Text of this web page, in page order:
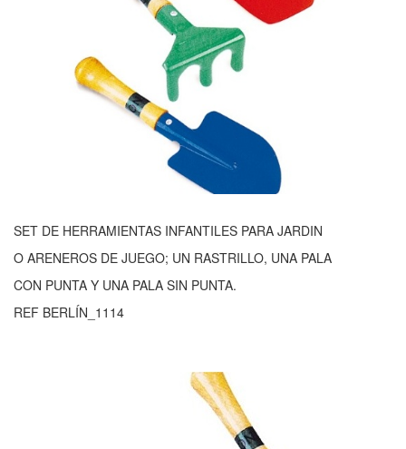
SET DE HERRAMIENTAS INFANTILES PARA JARDIN
O ARENEROS DE JUEGO; UN RASTRILLO, UNA PALA
CON PUNTA Y UNA PALA SIN PUNTA.
REF BERLÍN_1114